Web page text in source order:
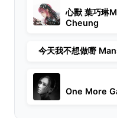
心獸 葉巧琳
Cheung
今天我不想做嘢
One More